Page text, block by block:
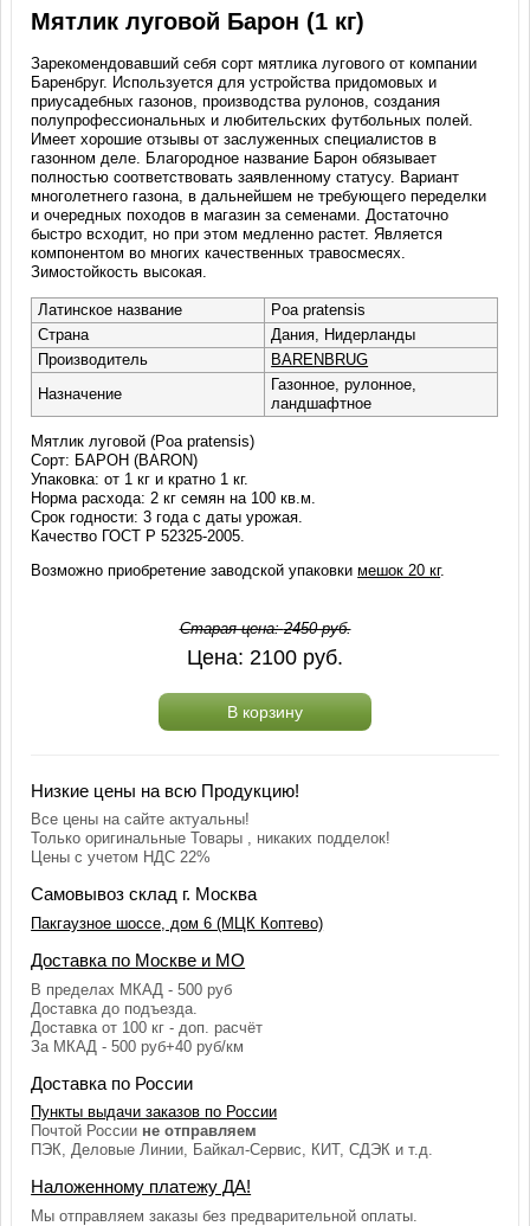
Мятлик луговой Барон (1 кг)
Зарекомендовавший себя сорт мятлика лугового от компании
Баренбруг. Используется для устройства придомовых и
приусадебных газонов, производства рулонов, создания
полупрофессиональных и любительских футбольных полей.
Имеет хорошие отзывы от заслуженных специалистов в
газонном деле. Благородное название Барон обязывает
полностью соответствовать заявленному статусу. Вариант
многолетнего газона, в дальнейшем не требующего переделки
и очередных походов в магазин за семенами. Достаточно
быстро всходит, но при этом медленно растет. Является
компонентом во многих качественных травосмесях.
Зимостойкость высокая.
Латинское название
Poa pratensis
Страна
Дания, Нидерланды
Производитель
BARENBRUG
Назначение
Газонное, рулонное,
ландшафтное
Мятлик луговой (Poa pratensis)
Сорт: БАРОН (BARON)
Упаковка: от 1 кг и кратно 1 кг.
Норма расхода: 2 кг семян на 100 кв.м.
Срок годности: 3 года с даты урожая.
Качество ГОСТ Р 52325-2005.
Возможно приобретение заводской упаковкимешок 20 кг.
Старая цена:2450руб.
Цена: 2100 руб.
В корзину
Низкие цены на всю Продукцию!
Все цены на сайте актуальны!
Только оригинальные Товары , никаких подделок!
Цены с учетом НДС 22%
Самовывоз склад г. Москва
Пакгаузное шоссе, дом 6 (МЦК Коптево)
Доставка по Москве и МО
В пределах МКАД - 500 руб
Доставка до подъезда.
Доставка от 100 кг - доп. расчёт
За МКАД - 500 руб+40 руб/км
Доставка по России
Пункты выдачи заказов по России
Почтой России не отправляем
ПЭК, Деловые Линии, Байкал-Сервис, КИТ, СДЭК и т.д.
Наложенному платежу ДА!
Мы отправляем заказы без предварительной оплаты.